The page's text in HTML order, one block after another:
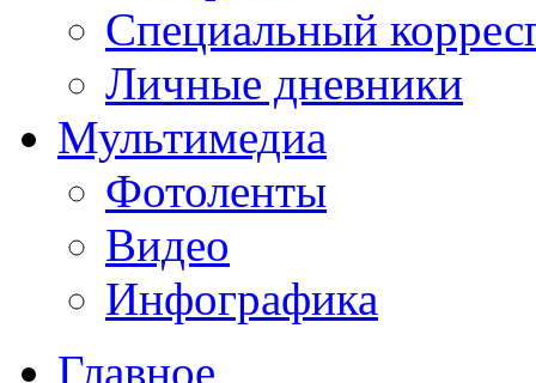
Специальный
Личные дневники
Мультимедиа
Фотоленты
Видео
Инфографика
Главное